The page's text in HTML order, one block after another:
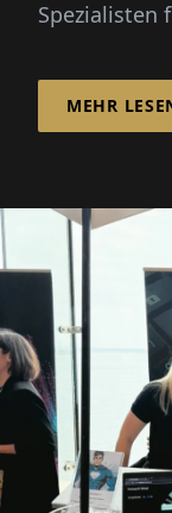
Spezialisten
Wachstum
steigende...
MEHR